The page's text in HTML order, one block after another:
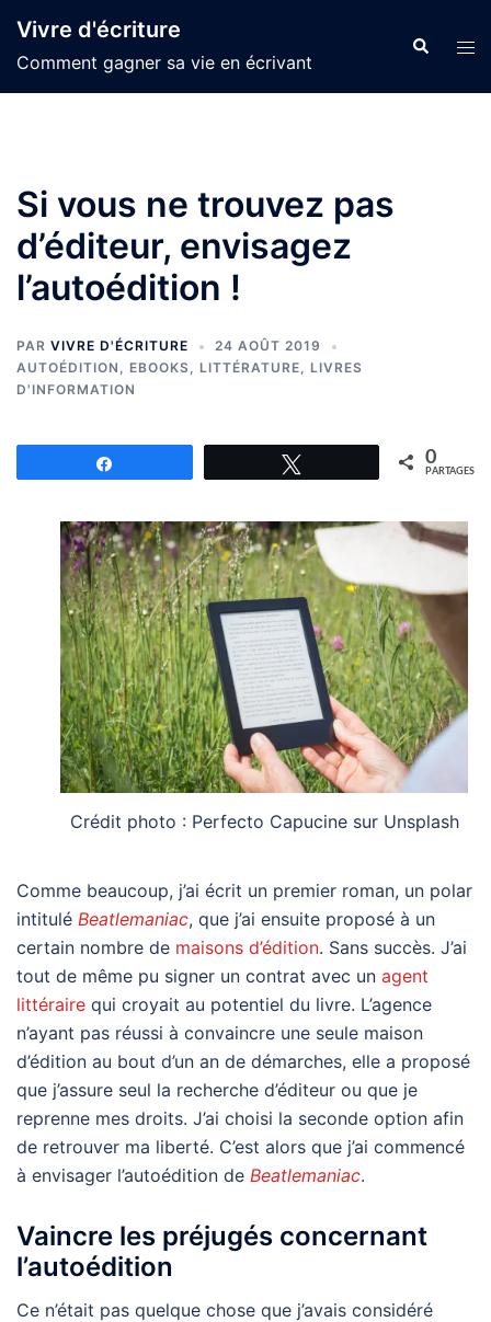
contenu
Vivre d'écriture
Comment gagner sa vie en écrivant
Si vous ne trouvez pas
d’éditeur, envisagez
l’autoédition !
PAR VIVRE D'ÉCRITURE
24 AOÛT 2019
AUTOÉDITION , EBOOKS, LITTÉRATURE, LIVRES
D'INFORMATION
0
PARTAGES
Crédit photo : Perfecto Capucine sur Unsplash
Comme beaucoup, j’ai écrit un premier roman, un polar
intitulé Beatlemaniac, que j’ai ensuite proposé à un
certain nombre de maisons d’édition. Sans succès. J’ai
tout de même pu signer un contrat avec un agent
littéraire qui croyait au potentiel du livre. L’agence
n’ayant pas réussi à convaincre une seule maison
d’édition au bout d’un an de démarches, elle a proposé
que j’assure seul la recherche d’éditeur ou que je
reprenne mes droits. J’ai choisi la seconde option afin
de retrouver ma liberté. C’est alors que j’ai commencé
à envisager l’autoédition de Beatlemaniac.
Vaincre les préjugés concernant
l’autoédition
Ce n’était pas quelque chose que j’avais considéré